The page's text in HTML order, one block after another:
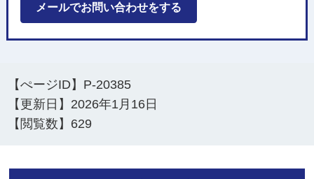
メールでお問い合わせをする
【ぺージID】 P-20385
【更新日】 2026年1月16日
【閲覧数】 629